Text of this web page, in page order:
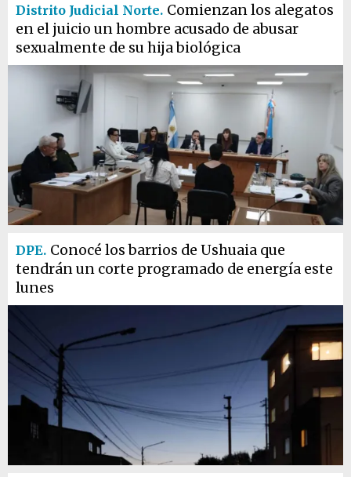
Distrito Judicial Norte. Comienzan los alegatos
en el juicio un hombre acusado de abusar
sexualmente de su hija biológica
DPE. Conocé los barrios de Ushuaia que
tendrán un corte programado de energía este
lunes